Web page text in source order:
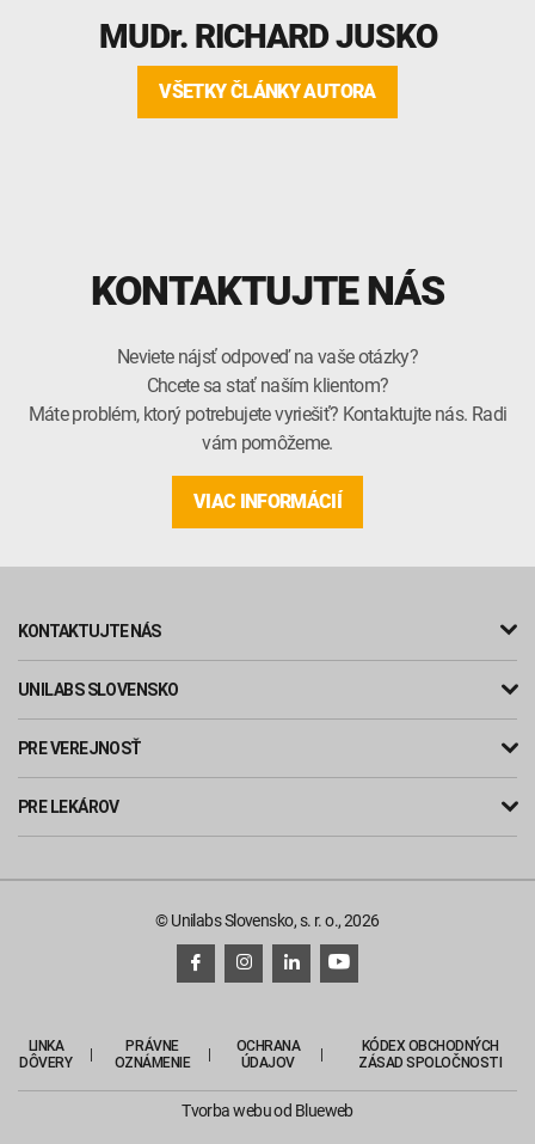
MUDr. RICHARD JUSKO
VŠETKY ČLÁNKY AUTORA
KONTAKTUJTE NÁS
Neviete nájsť odpoveď na vaše otázky?
Chcete sa stať naším klientom?
Máte problém, ktorý potrebujete vyriešiť? Kontaktujte nás. Radi
vám pomôžeme.
VIAC INFORMÁCIÍ
KONTAKTUJTE NÁS
UNILABS SLOVENSKO
PRE VEREJNOSŤ
PRE LEKÁROV
© Unilabs Slovensko, s. r. o., 2026
LINKA
DÔVERY
PRÁVNE
OZNÁMENIE
OCHRANA
ÚDAJOV
KÓDEX OBCHODNÝCH
ZÁSAD SPOLOČNOSTI
Tvorba webuod Blueweb